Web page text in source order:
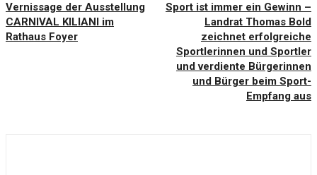
Vernissage der Ausstellung
CARNIVAL KILIANI im
Rathaus Foyer
Sport ist immer ein Gewinn –
Landrat Thomas Bold
zeichnet erfolgreiche
Sportlerinnen und Sportler
und verdiente Bürgerinnen
und Bürger beim Sport-
Empfang aus